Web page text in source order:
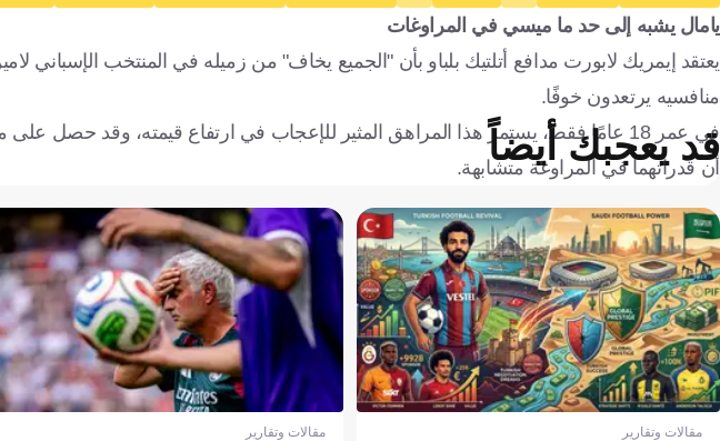
يامال يشبه إلى حد ما ميسي في المراوغات
يعتقد إيمريك لابورت مدافع أتلتيك بلباو بأن "الجميع يخاف" من زميله في المنتخب الإسباني
منافسيه يرتعدون خوفًا.
في عمر 18 عامًا فقط، يستمر هذا المراهق المثير للإعجاب في ارتفاع قيمته، وقد حصل
أن قدراتهما في المراوغة متشابهة.
قد يعجبك أيضاً
مقالات وتقارير مقالات وتقارير